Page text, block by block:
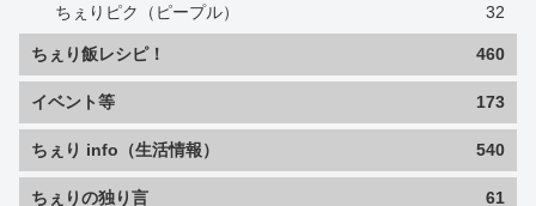
ちぇりピク（ピープル）
32
ちぇり飯レシピ！ 460
イベント等 173
ちぇり info（生活情報） 540
ちぇりの独り言 61